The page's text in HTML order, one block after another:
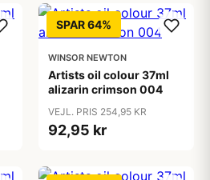
SPAR 64%
WINSOR NEWTON
Artists oil colour 37ml
alizarin crimson 004
VEJL. PRIS 254,95 KR
92,95 kr